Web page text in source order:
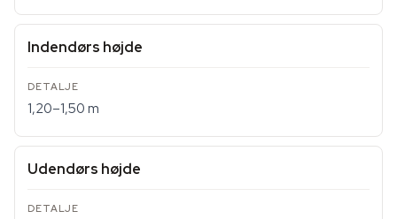
Indendørs højde
1,20–1,50 m
Udendørs højde